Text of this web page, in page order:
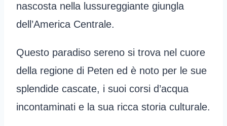
nascosta nella lussureggiante giungla
dell’America Centrale.
Questo paradiso sereno si trova nel cuore
della regione di Peten ed è noto per le sue
splendide cascate, i suoi corsi d’acqua
incontaminati e la sua ricca storia culturale.